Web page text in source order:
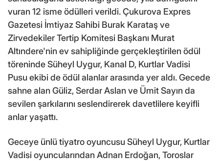
vuran 12 isme ödülleri verildi. Çukurova Expres
Gazetesi İmtiyaz Sahibi Burak Karataş ve
Zirvedekiler Tertip Komitesi Başkanı Murat
Altındere'nin ev sahipliğinde gerçekleştirilen ödül
töreninde Süheyl Uygur, Kanal D, Kurtlar Vadisi
Pusu ekibi de ödül alanlar arasında yer aldı. Gecede
sahne alan Güliz, Serdar Aslan ve Ümit Sayın da
sevilen şarkılarını seslendirerek davetlilere keyifli
anlar yaşattı.
Geceye ünlü tiyatro oyuncusu Süheyl Uygur, Kurtlar
Vadisi oyuncularından Adnan Erdoğan, Toroslar